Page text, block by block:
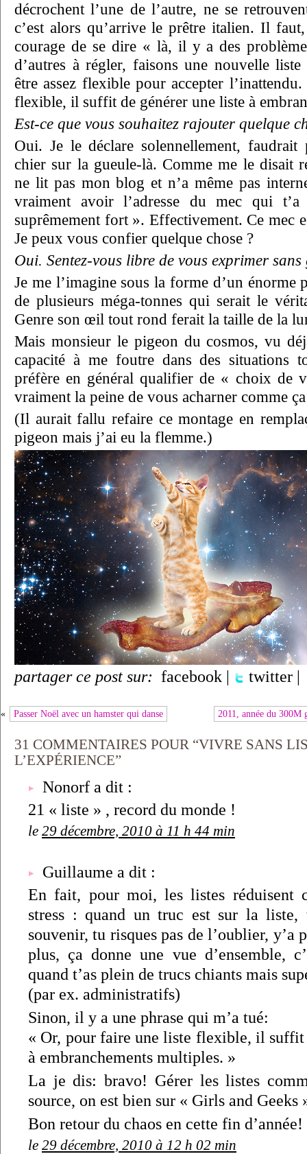
décrochent l’une de l’autre, ne se
c’est alors qu’arrive le prêtre italien. Il
courage de se dire « là, il y a des
d’autres à régler, faisons une nouvelle
être assez flexible pour accepter
flexible, il suffit de générer une liste à
Est-ce que vous souhaitez rajouter quelque
Oui. Je le déclare solennellement, faudrait
chier sur la gueule-là. Comme me le disait
ne lit pas mon blog et n’a même pas
vraiment avoir l’adresse du mec qui
suprêmement fort ». Effectivement. Ce mec
Je peux vous confier quelque chose ?
Oui. Sentez-vous libre de vous exprimer
Je me l’imagine sous la forme d’un énorme
de plusieurs méga-tonnes qui serait le
Genre son œil tout rond ferait la taille de la
Mais monsieur le pigeon du cosmos, vu
capacité à me foutre dans des situations
préfère en général qualifier de « choix de
vraiment la peine de vous acharner comme
(Il aurait fallu refaire ce montage en
pigeon mais j’ai eu la flemme.)
partager ce post sur: facebook | twitter |
« Passer Noël avec un hamster qui danse 2011, année du 300M
31 COMMENTAIRES POUR “VIVRE SANS
L’EXPÉRIENCE”
Nonorf a dit :
21 « liste » , record du monde !
le 29 décembre, 2010 à 11 h 44 min
Guillaume a dit :
En fait, pour moi, les listes réduisent
stress : quand un truc est sur la liste,
souvenir, tu risques pas de l’oublier, y’a
plus, ça donne une vue d’ensemble,
quand t’as plein de trucs chiants mais
(par ex. administratifs)
Sinon, il y a une phrase qui m’a tué:
« Or, pour faire une liste flexible, il suffit
à embranchements multiples. »
La je dis: bravo! Gérer les listes
source, on est bien sur « Girls and Geeks
Bon retour du chaos en cette fin d’année!
le 29 décembre, 2010 à 12 h 02 min